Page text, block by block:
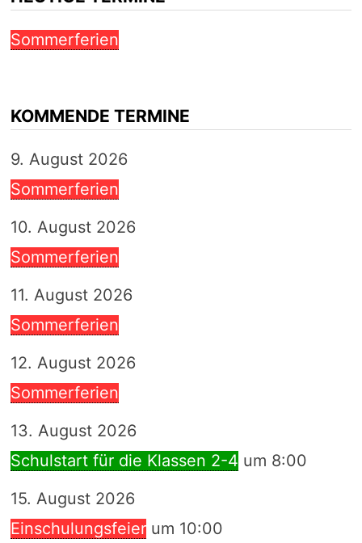
Sommerferien
KOMMENDE TERMINE
9. August 2026
Sommerferien
10. August 2026
Sommerferien
11. August 2026
Sommerferien
12. August 2026
Sommerferien
13. August 2026
Schulstart für die Klassen 2-4 um 8:00
15. August 2026
Einschulungsfeier um 10:00